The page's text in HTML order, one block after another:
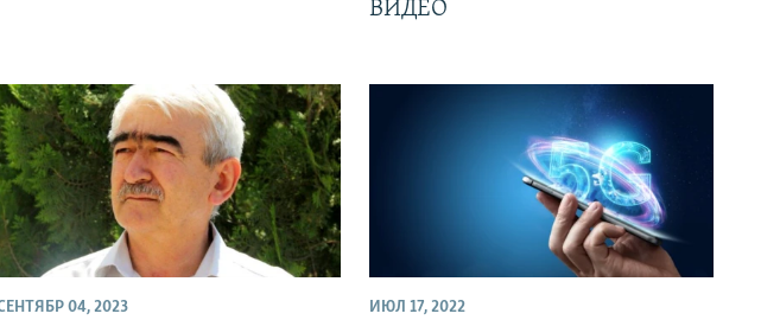
ВИДЕО
04, 2023 ИЮЛ 17, 2022